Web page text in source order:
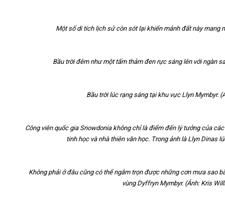
Một số di tích lịch sử còn sót lại khiến mảnh đất này mang
Bầu trời đêm như một tấm thảm đen rực sáng lên với ngàn
Bầu trời lúc rạng sáng tại khu vực Llyn Mymbyr.
Công viên quốc gia Snowdonia không chỉ là điểm đến lý tưởng của
tinh học và nhà thiên văn học. Trong ảnh là Llyn Dinas
Không phải ở đâu cũng có thể ngắm trọn được những cơn mưa sao
vùng Dyffryn Mymbyr. (Ảnh: Kris